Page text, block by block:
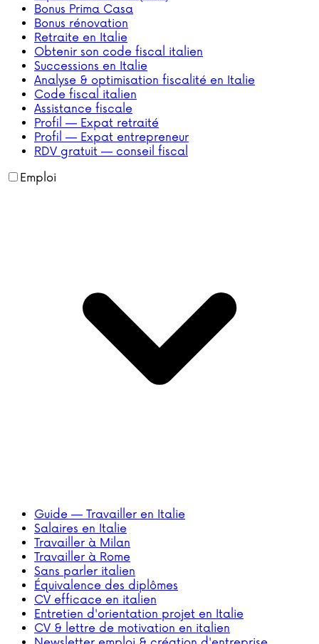
Bonus Prima Casa
Bonus rénovation
Retraite en Italie
Obtenir son code fiscal italien
Successions en Italie
Analyse & optimisation fiscalité en Italie
Code fiscal italien
Assistance fiscale
Profil — Expat retraité
Profil — Expat entrepreneur
RDV gratuit — conseil fiscal
Emploi
Guide — Travailler en Italie
Salaires en Italie
Travailler à Milan
Travailler à Rome
Sans parler italien
Équivalence des diplômes
CV efficace en italien
Entretien d'orientation projet en Italie
CV & lettre de motivation en italien